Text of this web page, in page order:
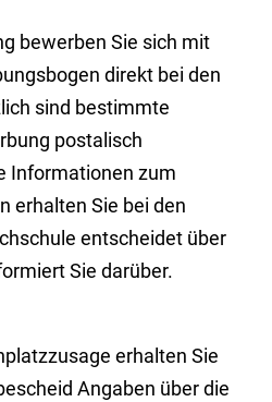
bewerben Sie sich mit
direkt bei den
sind bestimmte
postalisch
Informationen zum
erhalten Sie bei den
entscheidet über
Sie darüber.
erhalten Sie
Angaben über die